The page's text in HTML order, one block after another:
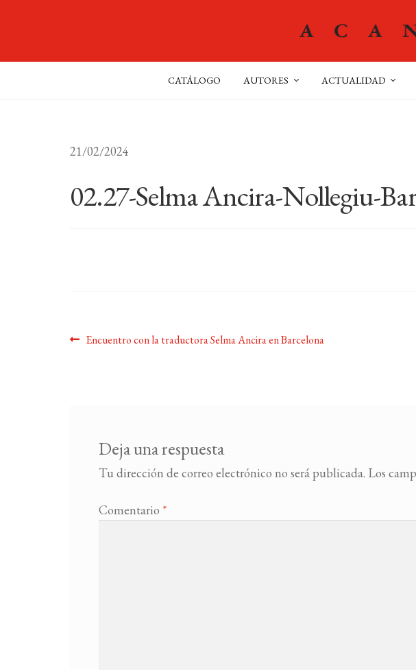
CATÁLOGO AUTORES ACTUALIDAD
21/02/2024
02.27-Selma Ancira-Nollegiu-
Navegación
Anterior:
Encuentro con la traductora Selma Ancira en Barcelona
Deja una respuesta
Tu dirección de correo electrónico no será publicada. Los
Comentario *